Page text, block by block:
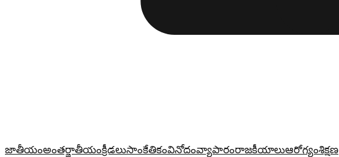
జాతీయంఅంతర్జాతీయంక్రీడలుసాంకేతికంవినోదంవ్యాపారంరాజకీయాలుఆరోగ్యంశిక్షణ